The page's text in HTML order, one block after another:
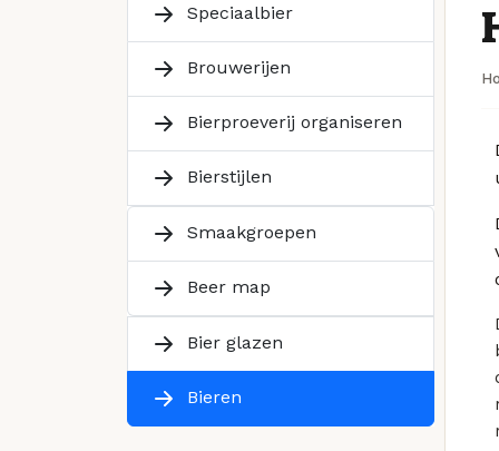
Speciaalbier
Brouwerijen
Bierproeverij organiseren
Bierstijlen
Smaakgroepen
Beer map
Bier glazen
Bieren